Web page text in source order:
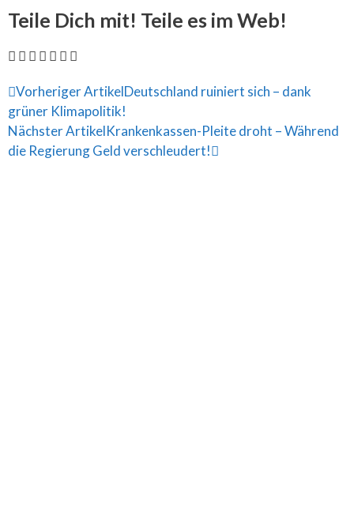
Teile Dich mit! Teile es im Web!
Vorheriger ArtikelDeutschland ruiniert sich – dank
grüner Klimapolitik!
Nächster ArtikelKrankenkassen-Pleite droht – Während
die Regierung Geld verschleudert!